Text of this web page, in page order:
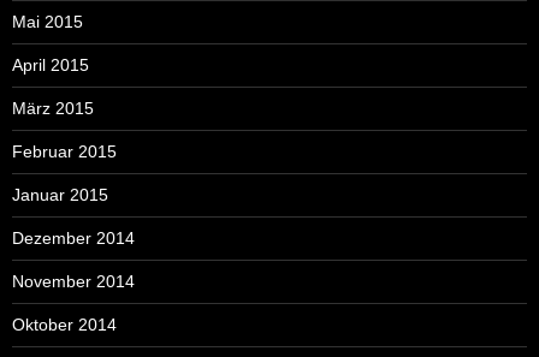
Mai 2015
April 2015
März 2015
Februar 2015
Januar 2015
Dezember 2014
November 2014
Oktober 2014